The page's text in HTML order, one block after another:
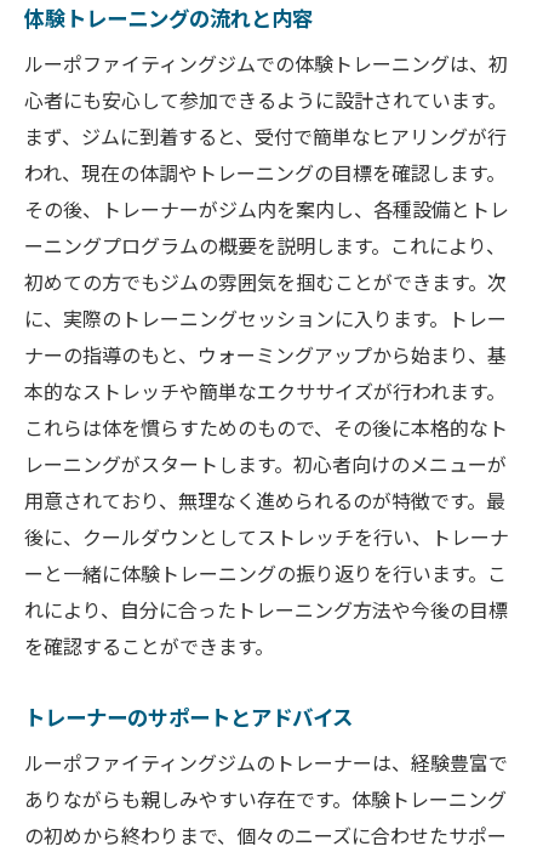
体験トレーニングの流れと内容
ルーポファイティングジムでの体験トレーニングは、初
心者にも安心して参加できるように設計されています。
まず、ジムに到着すると、受付で簡単なヒアリングが行
われ、現在の体調やトレーニングの目標を確認します。
その後、トレーナーがジム内を案内し、各種設備とトレ
ーニングプログラムの概要を説明します。これにより、
初めての方でもジムの雰囲気を掴むことができます。次
に、実際のトレーニングセッションに入ります。トレー
ナーの指導のもと、ウォーミングアップから始まり、基
本的なストレッチや簡単なエクササイズが行われます。
これらは体を慣らすためのもので、その後に本格的なト
レーニングがスタートします。初心者向けのメニューが
用意されており、無理なく進められるのが特徴です。最
後に、クールダウンとしてストレッチを行い、トレーナ
ーと一緒に体験トレーニングの振り返りを行います。こ
れにより、自分に合ったトレーニング方法や今後の目標
を確認することができます。
トレーナーのサポートとアドバイス
ルーポファイティングジムのトレーナーは、経験豊富で
ありながらも親しみやすい存在です。体験トレーニング
の初めから終わりまで、個々のニーズに合わせたサポー